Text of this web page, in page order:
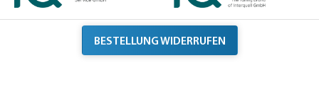
BESTELLUNG WIDERRUFEN